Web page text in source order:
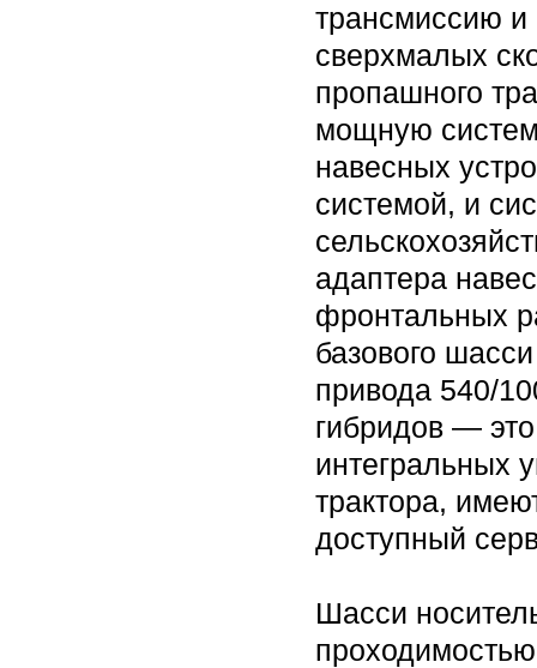
трансмиссию
сверхмалых
пропашного
мощную
навесных
системой, и
адаптера
фронтальных
базового
привода 540/
гибридов —
интегральных
трактора,
доступный
Шасси